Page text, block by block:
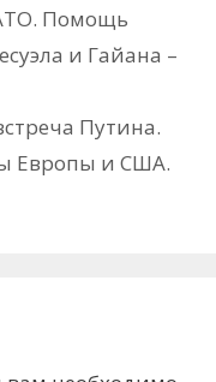
Помощь
и Гайана –
Путина.
Европы и США.